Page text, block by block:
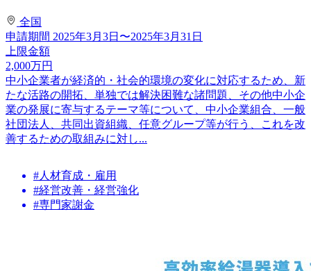
全国
申請期間 2025年3月3日〜2025年3月31日
上限金額
2,000万円
中小企業者が経済的・社会的環境の変化に対応するため、新
たな活路の開拓、単独では解決困難な諸問題、その他中小企
業の発展に寄与するテーマ等について、中小企業組合、一般
社団法人、共同出資組織、任意グループ等が行う、これを改
善するための取組みに対し...
#人材育成・雇用
#経営改善・経営強化
#専門家謝金